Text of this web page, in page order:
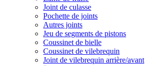
Joint de culasse
Pochette de joints
Autres joints
Jeu de segments de pistons
Coussinet de bielle
Coussinet de vilebrequin
Joint de vilebrequin arrière/avant